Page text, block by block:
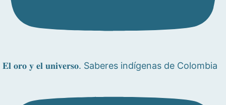
𝐄𝐥 𝐨𝐫𝐨 𝐲 𝐞𝐥 𝐮𝐧𝐢𝐯𝐞𝐫𝐬𝐨. Saberes indígenas de Colombia